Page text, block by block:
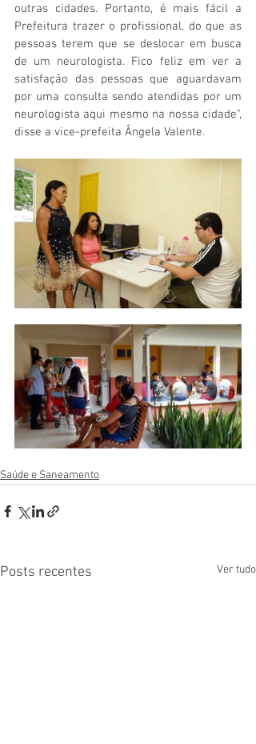
outras cidades. Portanto, é mais fácil a
Prefeitura trazer o profissional, do que as
pessoas terem que se deslocar em busca
de um neurologista. Fico feliz em ver a
satisfação das pessoas que aguardavam
por uma consulta sendo atendidas por um
neurologista aqui mesmo na nossa cidade",
disse a vice-prefeita Ângela Valente.
Saúde e Saneamento
Posts recentes Ver tudo